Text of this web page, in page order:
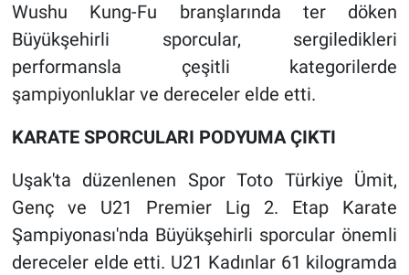
Wushu Kung-Fu branşlarında ter döken
Büyükşehirli sporcular, sergiledikleri
performansla çeşitli kategorilerde
şampiyonluklar ve dereceler elde etti.
KARATE SPORCULARI PODYUMA ÇIKTI
Uşak'ta düzenlenen Spor Toto Türkiye Ümit,
Genç ve U21 Premier Lig 2. Etap Karate
Şampiyonası'nda Büyükşehirli sporcular önemli
dereceler elde etti. U21 Kadınlar 61 kilogramda